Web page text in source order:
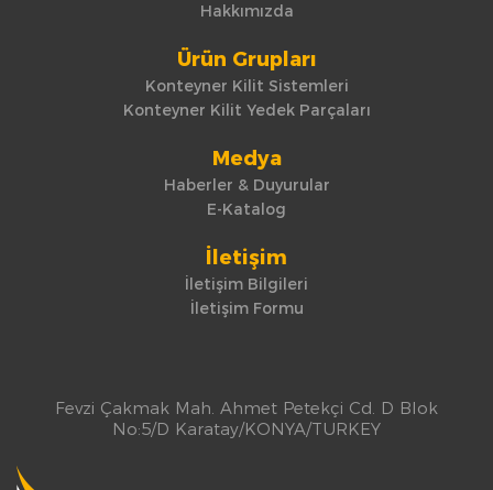
Hakkımızda
Ürün Grupları
Konteyner Kilit Sistemleri
Konteyner Kilit Yedek Parçaları
Medya
Haberler & Duyurular
E-Katalog
İletişim
İletişim Bilgileri
İletişim Formu
Fevzi Çakmak Mah. Ahmet Petekçi Cd. D Blok
No:5/D Karatay/KONYA/TURKEY